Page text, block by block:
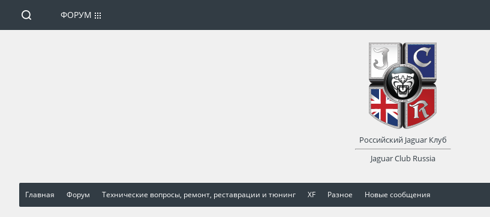
Главная Форум Технические вопросы, ремонт, реставрации и тюнинг XF Разное Новые сообщения
ФОРУМ
Российский Jaguar Клуб
Jaguar Club Russia